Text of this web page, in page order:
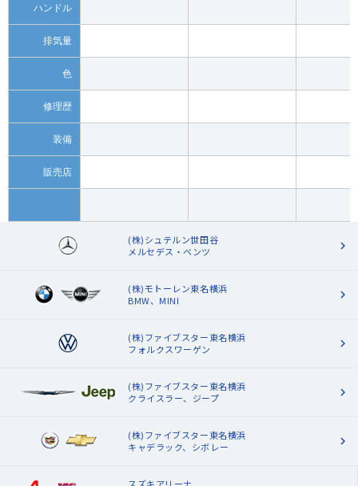
ハンドル
排気量
色
修理歴
装備
販売店
(株)シュテルン世田谷
メルセデス・ベンツ
(株)モトーレン東名横浜
BMW、MINI
(株)ファイブスター東名横浜
フォルクスワーゲン
(株)ファイブスター東名横浜
クライスラー、ジープ
(株)ファイブスター東名横浜
キャデラック、シボレー